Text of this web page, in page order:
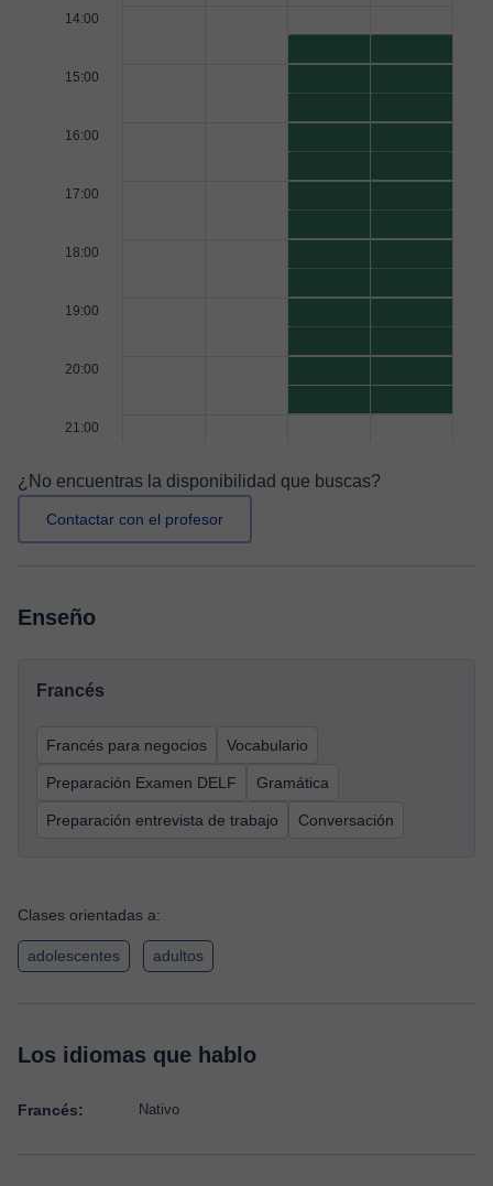
14:00
15:00
16:00
17:00
18:00
19:00
20:00
21:00
¿No encuentras la disponibilidad que buscas?
Contactar con el profesor
Enseño
Francés
Francés para negocios Vocabulario
Preparación Examen DELF Gramática
Preparación entrevista de trabajo Conversación
Clases orientadas a:
adolescentes adultos
Los idiomas que hablo
Francés: Nativo